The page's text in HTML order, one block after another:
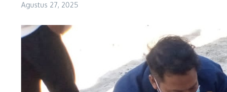
Agustus 27, 2025